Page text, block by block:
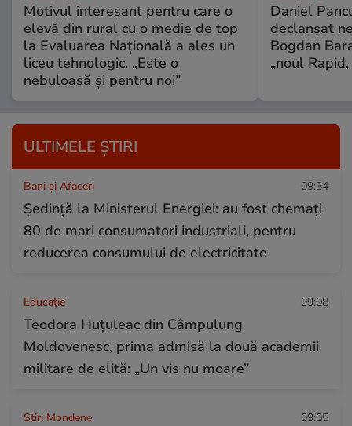
Motivul interesant pentru care o
elevă din rural cu o medie de top
la Evaluarea Națională a ales un
liceu tehnologic. „Este o
nebuloasă și pentru noi”
Daniel
declanșat
Bogdan
„noul
ULTIMELE ȘTIRI
Bani și Afaceri 09:34
Ședință la Ministerul Energiei: au fost chemați
80 de mari consumatori industriali, pentru
reducerea consumului de electricitate
Educație 09:08
Teodora Huțuleac din Câmpulung
Moldovenesc, prima admisă la două academii
militare de elită: „Un vis nu moare”
Stiri Mondene 09:05